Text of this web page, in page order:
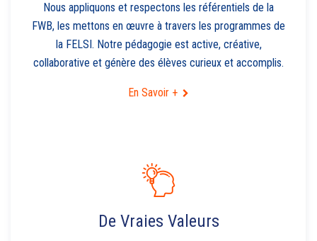
Nous appliquons et respectons les référentiels de la
FWB, les mettons en œuvre à travers les programmes de
la FELSI. Notre pédagogie est active, créative,
collaborative et génère des élèves curieux et accomplis.
En Savoir +
De Vraies Valeurs